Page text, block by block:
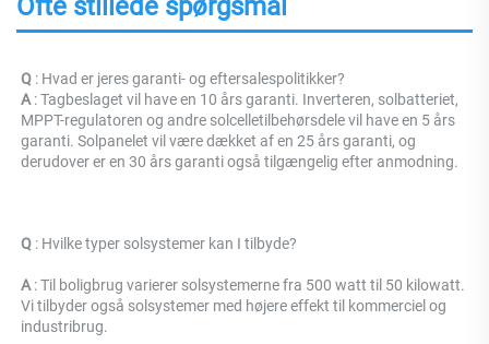
Ofte stillede spørgsmål
Q : Hvad er jeres garanti- og eftersalespolitikker?
A : Tagbeslaget vil have en 10 års garanti. Inverteren, solbatteriet,
MPPT-regulatoren og andre solcelletilbehørsdele vil have en 5 års
garanti. Solpanelet vil være dækket af en 25 års garanti, og
derudover er en 30 års garanti også tilgængelig efter anmodning.
Q : Hvilke typer solsystemer kan I tilbyde?
A : Til boligbrug varierer solsystemerne fra 500 watt til 50 kilowatt.
Vi tilbyder også solsystemer med højere effekt til kommerciel og
industribrug.